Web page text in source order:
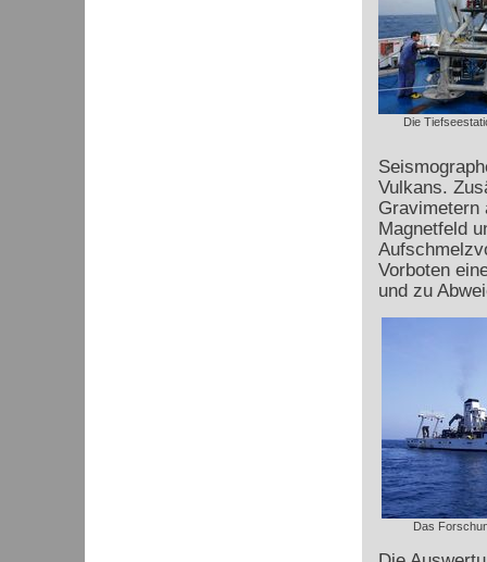
Die
Vulkans.
Gravimetern
Magnetfeld
Vorboten
und zu
Das